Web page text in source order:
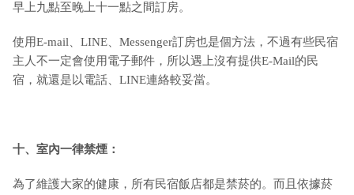
早上九點至晚上十一點之間訂房。
使用E-mail、LINE、Messenger訂房也是個方法，不過有些民宿
主人不一定會使用電子郵件，所以遇上沒有提供E-Mail的民
宿，就還是以電話、LINE連絡較妥當。
十、室內一律禁煙：
為了維護大家的健康，所有民宿飯店都是禁菸的。而且依據菸